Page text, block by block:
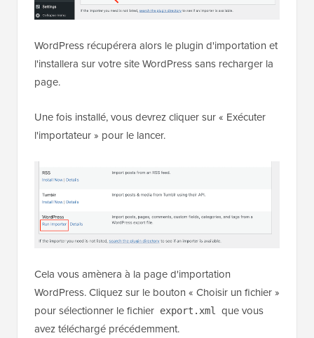
WordPress récupérera alors le plugin d'importation et
l'installera sur votre site WordPress sans recharger la
page.
Une fois installé, vous devrez cliquer sur « Exécuter
l'importateur » pour le lancer.
Cela vous amènera à la page d'importation
WordPress. Cliquez sur le bouton « Choisir un fichier »
pour sélectionner le fichier export.xml
que vous
avez téléchargé précédemment.